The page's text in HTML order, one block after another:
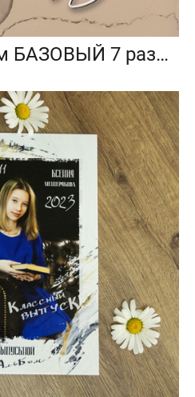
^ пример Альбом БАЗОВЫЙ 7 разворотов